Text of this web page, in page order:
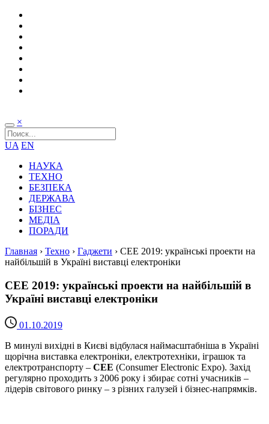
×
UA EN
НАУКА
ТЕХНО
БЕЗПЕКА
ДЕРЖАВА
БІЗНЕС
МЕДІА
ПОРАДИ
Главная › Техно › Гаджети › CEE 2019: українські проекти на
найбільшій в Україні виставці електроніки
CEE 2019: українські проекти на найбільшій в
Україні виставці електроніки
01.10.2019
В минулі вихідні в Києві відбулася наймасштабніша в Україні
щорічна виставка електроніки, електротехніки, іграшок та
електротранспорту – CEE (Consumer Electronic Expo). Захід
регулярно проходить з 2006 року і збирає сотні учасників –
лідерів світового ринку – з різних галузей і бізнес-напрямків.